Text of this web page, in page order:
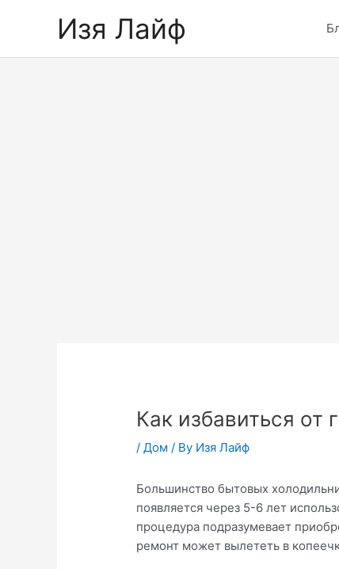
Изя Лайф
Как избавиться от
/Дом / By Изя Лайф
Большинство бытовых
появляется через 5-6 лет
процедура подразумевает
ремонт может вылететь в